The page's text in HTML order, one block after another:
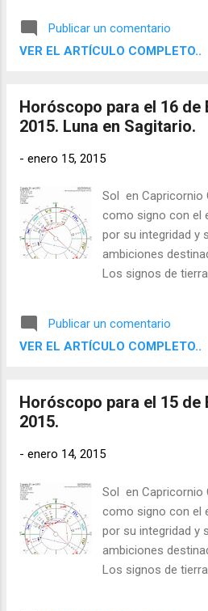
determinados,
saben cómo utilizar
Publicar un comentario
VER EL ARTÍCULO COMPLETO..
Horóscopo para el 16 de
2015. Luna en Sagitario.
- enero 15, 2015
Sol en Capricornio
como signo con el
por su integridad y
ambiciones
Los signos de
determinados,
saben cómo utilizar
Publicar un comentario
VER EL ARTÍCULO COMPLETO..
Horóscopo para el 15 de
2015.
- enero 14, 2015
Sol en Capricornio
como signo con el
por su integridad y
ambiciones
Los signos de